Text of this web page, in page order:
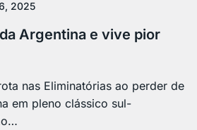
2025
Argentina e vive pior
nas Eliminatórias ao perder de
em pleno clássico sul-